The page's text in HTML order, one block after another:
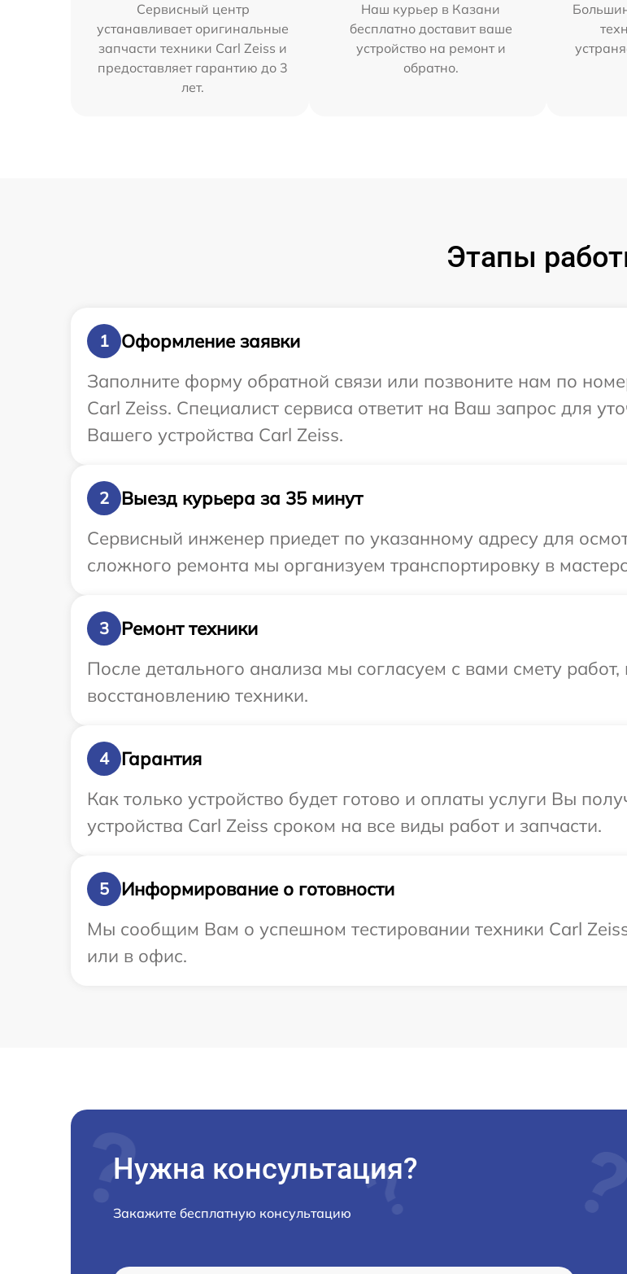
Сервисный центр
устанавливает оригинальные
запчасти техники Carl Zeiss и
предоставляет гарантию до 3
лет.
Наш курьер в Казани
бесплатно доставит ваше
устройство на ремонт и
обратно.
Этапы
1
Оформление заявки
Заполните форму обратной связи или позвоните нам по
Carl Zeiss. Специалист сервиса ответит на Ваш запрос для
Вашего устройства Carl Zeiss.
2
Выезд курьера за 35 минут
Сервисный инженер приедет по указанному адресу для
сложного ремонта мы организуем транспортировку в
3
Ремонт техники
После детального анализа мы согласуем с вами смету
восстановлению техники.
4
Гарантия
Как только устройство будет готово и оплаты услуги Вы
устройства Carl Zeiss сроком на все виды работ и запчасти.
5
Информирование о готовности
Мы сообщим Вам о успешном тестировании техники Carl
или в офис.
Нужна консультация?
Закажите бесплатную консультацию